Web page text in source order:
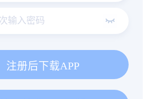
注册后下载APP